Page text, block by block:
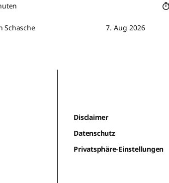
Schasche 7. Aug 2026
Disclaimer
Datenschutz
Privatsphäre-Einstellungen